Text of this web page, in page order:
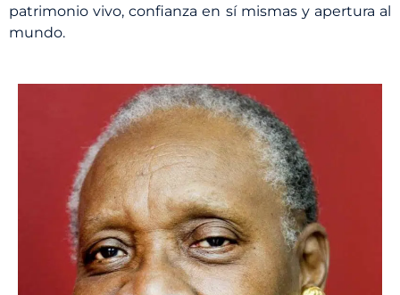
patrimonio vivo, confianza en sí mismas y apertura al
mundo.